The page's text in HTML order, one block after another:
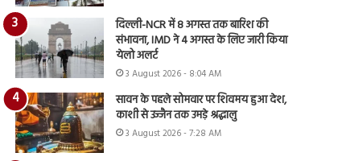
दिल्ली-NCR में 8 अगस्त तक बारिश की
संभावना, IMD ने 4 अगस्त के लिए जारी किया
येलो अलर्ट
3 August 2026 - 8:04 AM
सावन के पहले सोमवार पर शिवमय हुआ देश,
काशी से उज्जैन तक उमड़े श्रद्धालु
3 August 2026 - 7:28 AM